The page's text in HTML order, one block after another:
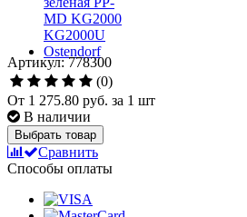
Артикул: 778300
(0)
От 1 275.80 руб. за 1 шт
В наличии
Выбрать товар
Сравнить
Способы оплаты